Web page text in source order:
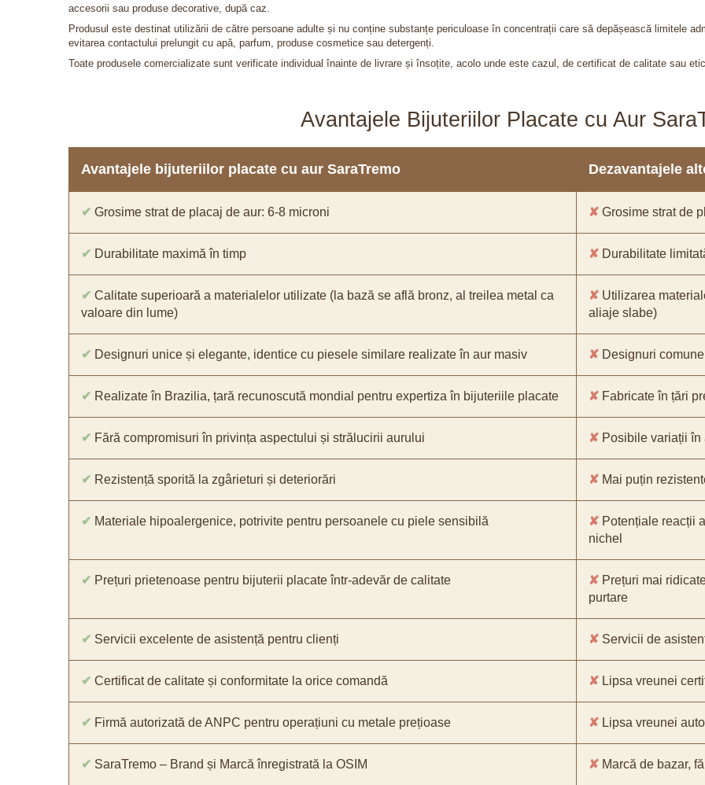
accesorii sau produse decorative, după caz.
Produsul este destinat utilizării de către persoane adulte și nu conține substanțe periculoase în concentrații care să depășească limitele
evitarea contactului prelungit cu apă, parfum, produse cosmetice sau detergenți.
Toate produsele comercializate sunt verificate individual înainte de livrare și însoțite, acolo unde este cazul, de certificat de calitate sau
Avantajele Bijuteriilor Placate cu Aur
Avantajele bijuteriilor placate cu aur SaraTremo Dezavantajele
✔ Grosime strat de placaj de aur: 6-8 microni ✘ Grosime strat de
✔ Durabilitate maximă în timp ✘ Durabilitate
✔ Calitate superioară a materialelor utilizate (la bază se află bronz, al treilea metal ca
valoare din lume)
✘ Utilizarea
aliaje slabe)
✔ Designuri unice și elegante, identice cu piesele similare realizate în aur masiv ✘ Designuri
✔ Realizate în Brazilia, țară recunoscută mondial pentru expertiza în bijuteriile placate ✘ Fabricate în țări
✔ Fără compromisuri în privința aspectului și strălucirii aurului ✘ Posibile variații în
✔ Rezistență sporită la zgârieturi și deteriorări ✘ Mai puțin
✔ Materiale hipoalergenice, potrivite pentru persoanele cu piele sensibilă ✘ Potențiale reacții
nichel
✔ Prețuri prietenoase pentru bijuterii placate într-adevăr de calitate ✘ Prețuri mai
purtare
✔ Servicii excelente de asistență pentru clienți ✘ Servicii de
✔ Certificat de calitate și conformitate la orice comandă ✘ Lipsa vreunei
✔ Firmă autorizată de ANPC pentru operațiuni cu metale prețioase ✘ Lipsa vreunei
✔ SaraTremo – Brand și Marcă înregistrată la OSIM ✘ Marcă de bazar,